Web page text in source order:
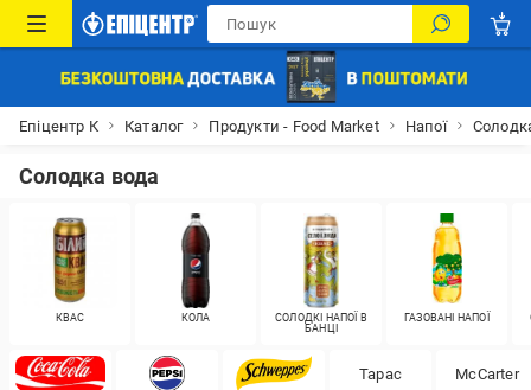
Епіцентр К Каталог Продукти - Food Market Напої
Солодка вода
КВАС КОЛА
СОЛОДКІ НАПОЇ В
БАНЦІ
ГАЗОВАНІ НАПОЇ
Тарас McCarter